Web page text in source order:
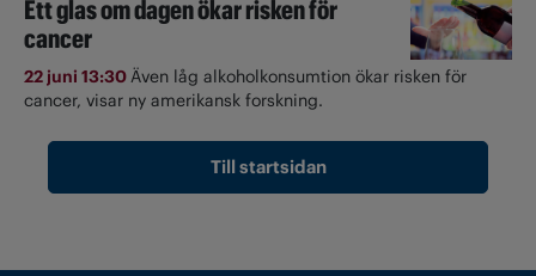
Ett glas om dagen ökar risken för
cancer
22 juni 13:30Även låg alkoholkonsumtion ökar risken för
cancer, visar ny amerikansk forskning.
Till startsidan